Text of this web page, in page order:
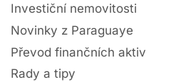
Investiční nemovitosti
Novinky z Paraguaye
Převod finančních aktiv
Rady a tipy